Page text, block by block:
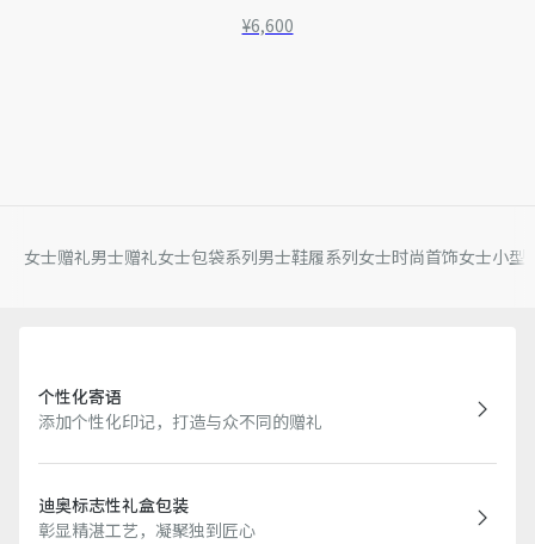
¥6,600
女士赠礼男士赠礼女士包袋系列男士鞋履系列女士时尚首饰女士小型
个性化寄语
添加个性化印记，打造与众不同的赠礼
迪奥标志性礼盒包装
彰显精湛工艺，凝聚独到匠心